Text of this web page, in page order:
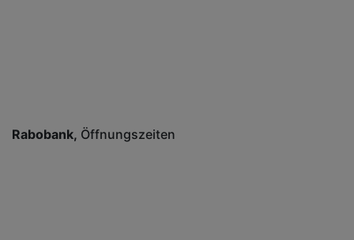
Rabobank Öffnungszeiten